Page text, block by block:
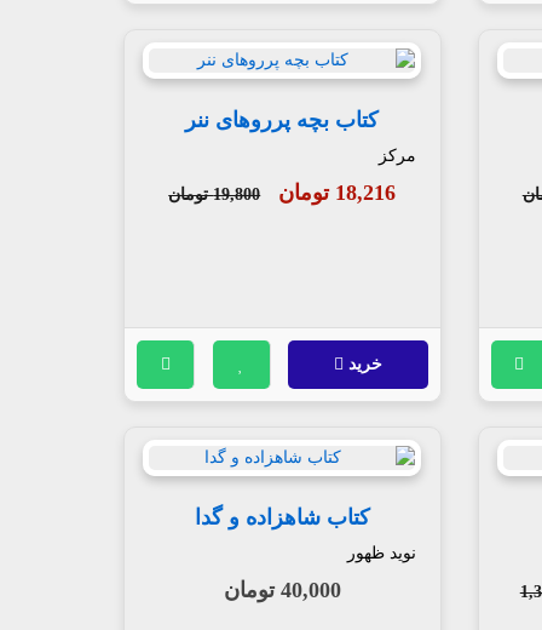
کتاب بچه پرروهای ننر
مرکز
18,216 تومان 19,800 تومان
خرید
کتاب شاهزاده و گدا
نوید ظهور
40,000 تومان